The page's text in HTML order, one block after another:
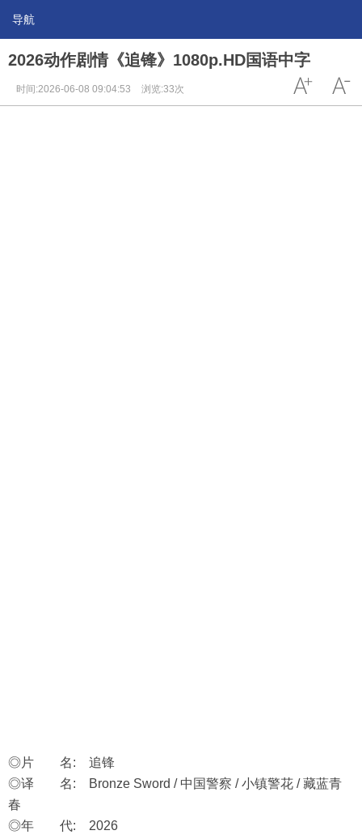
导航
2026动作剧情《追锋》1080p.HD国语中字
时间:2026-06-08 09:04:53 浏览:33次
◎片 名: 追锋
◎译 名: Bronze Sword / 中国警察 / 小镇警花 / 藏蓝青
春
◎年 代: 2026